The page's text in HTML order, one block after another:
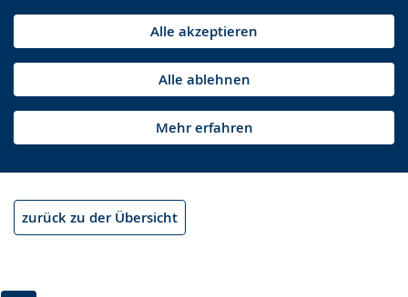
Alle akzeptieren
Alle ablehnen
Mehr erfahren
zurück zu der Übersicht